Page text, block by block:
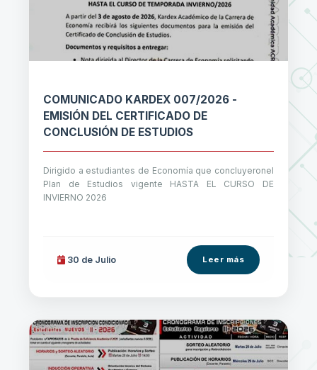
COMUNICADO KARDEX 007/2026 -
EMISIÓN DEL CERTIFICADO DE
CONCLUSIÓN DE ESTUDIOS
Dirigido a estudiantes de Economía que concluyeronel
Plan de Estudios vigente HASTA EL CURSO DE
INVIERNO 2026
30 de Julio Leer más